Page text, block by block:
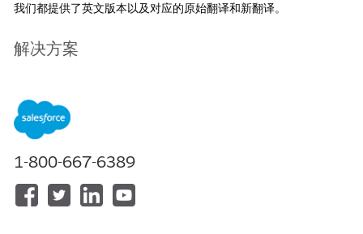
我们都提供了英文版本以及对应的原始翻译和新翻译。
解决方案
织。如果您希望保留之前的标准选项卡和字段标签（从 Spring ‘26
版本开始），系统管理员可以使用“重命名选项卡和标签”功能，了
解恢复名称的选项。
有关重命名字段的更多信息，请查看 Salesforce 帮助中的主题。
重命名对象、选项卡和字段标签
1-800-667-6389